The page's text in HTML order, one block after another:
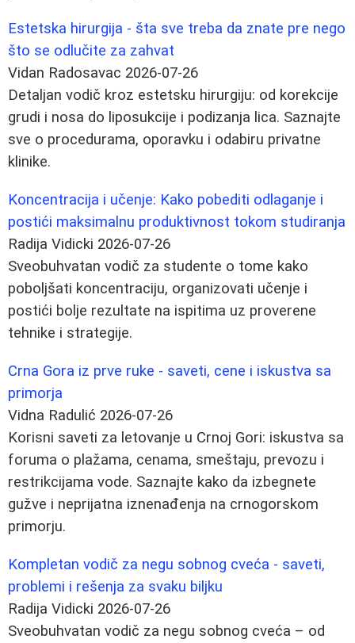
Estetska hirurgija - šta sve treba da znate pre nego
što se odlučite za zahvat
Vidan Radosavac 2026-07-26
Detaljan vodič kroz estetsku hirurgiju: od korekcije
grudi i nosa do liposukcije i podizanja lica. Saznajte
sve o procedurama, oporavku i odabiru privatne
klinike.
Koncentracija i učenje: Kako pobediti odlaganje i
postići maksimalnu produktivnost tokom studiranja
Radija Vidicki 2026-07-26
Sveobuhvatan vodič za studente o tome kako
poboljšati koncentraciju, organizovati učenje i
postići bolje rezultate na ispitima uz proverene
tehnike i strategije.
Crna Gora iz prve ruke - saveti, cene i iskustva sa
primorja
Vidna Radulić 2026-07-26
Korisni saveti za letovanje u Crnoj Gori: iskustva sa
foruma o plažama, cenama, smeštaju, prevozu i
restrikcijama vode. Saznajte kako da izbegnete
gužve i neprijatna iznenađenja na crnogorskom
primorju.
Kompletan vodič za negu sobnog cveća - saveti,
problemi i rešenja za svaku biljku
Radija Vidicki 2026-07-26
Sveobuhvatan vodič za negu sobnog cveća – od